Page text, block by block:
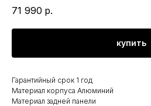
71 990 р.
купить
Гарантийный срок 1 год
Материал корпуса Алюминий
Материал задней панели